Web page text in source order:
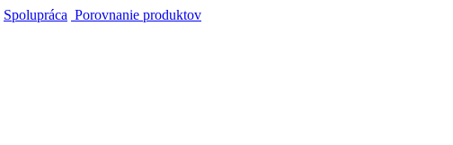
Spolupráca Porovnanie produktov